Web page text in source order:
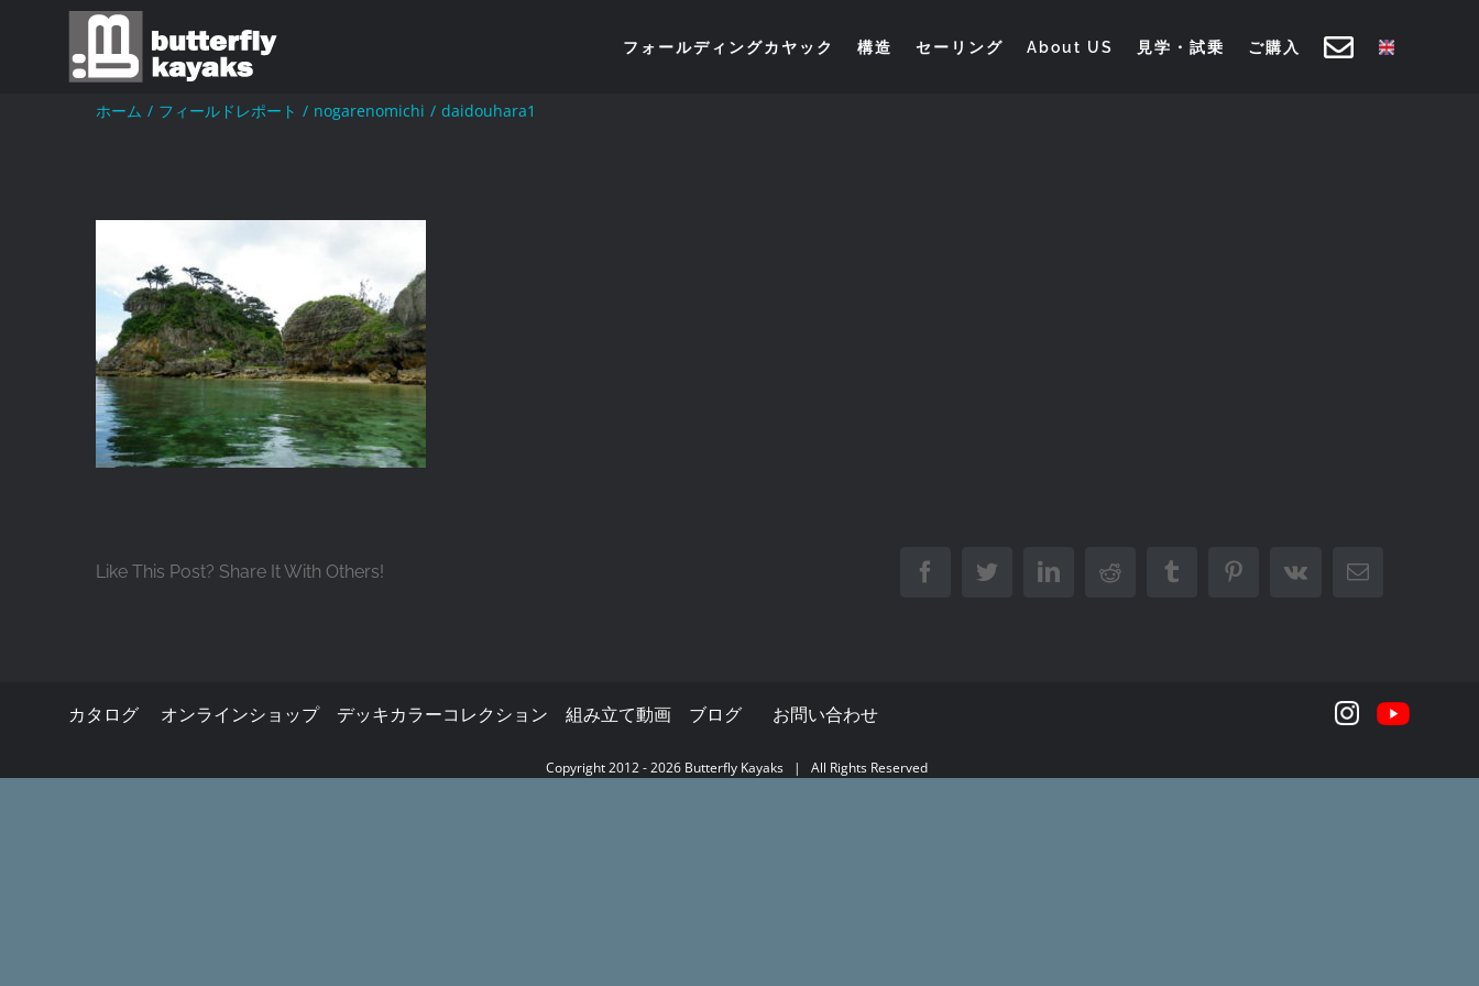
フォールディングカヤック 構造 セーリング About US 見学・試乗 ご購入
ホーム / フィールドレポート / nogarenomichi / daidouhara1
Like This Post? Share It With Others! FacebookTwitterLinkedInReddit Tumblr PinterestVk Email
カタログ オンラインショップ デッキカラーコレクション 組み立て動画 ブログ お問い合わせ
Copyright 2012 -2026 Butterfly Kayaks| All Rights Reserved